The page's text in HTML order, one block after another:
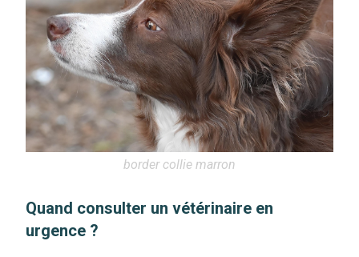
border collie marron
Quand consulter un vétérinaire en
urgence ?